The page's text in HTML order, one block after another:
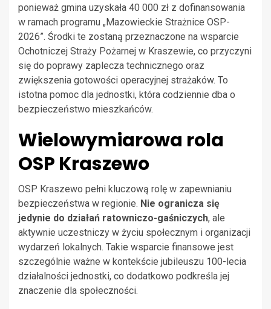
ponieważ gmina uzyskała 40 000 zł z dofinansowania
w ramach programu „Mazowieckie Strażnice OSP-
2026”. Środki te zostaną przeznaczone na wsparcie
Ochotniczej Straży Pożarnej w Kraszewie, co przyczyni
się do poprawy zaplecza technicznego oraz
zwiększenia gotowości operacyjnej strażaków. To
istotna pomoc dla jednostki, która codziennie dba o
bezpieczeństwo mieszkańców.
Wielowymiarowa rola
OSP Kraszewo
OSP Kraszewo pełni kluczową rolę w zapewnianiu
bezpieczeństwa w regionie. Nie ogranicza się
jedynie do działań ratowniczo-gaśniczych, ale
aktywnie uczestniczy w życiu społecznym i organizacji
wydarzeń lokalnych. Takie wsparcie finansowe jest
szczególnie ważne w kontekście jubileuszu 100-lecia
działalności jednostki, co dodatkowo podkreśla jej
znaczenie dla społeczności.